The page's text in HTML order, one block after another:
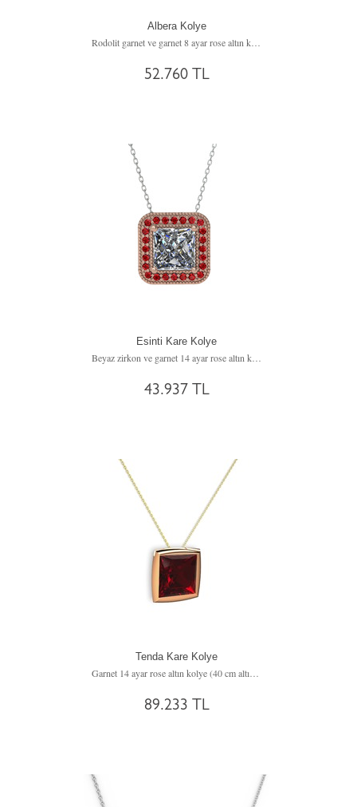
Albera Kolye
Rodolit garnet ve garnet 8 ayar rose altın kolye (40 cm beyaz altın rolo zincir)
52.760 TL
Esinti Kare Kolye
Beyaz zirkon ve garnet 14 ayar rose altın kolye (40 cm beyaz altın rolo zincir)
43.937 TL
Tenda Kare Kolye
89.233 TL